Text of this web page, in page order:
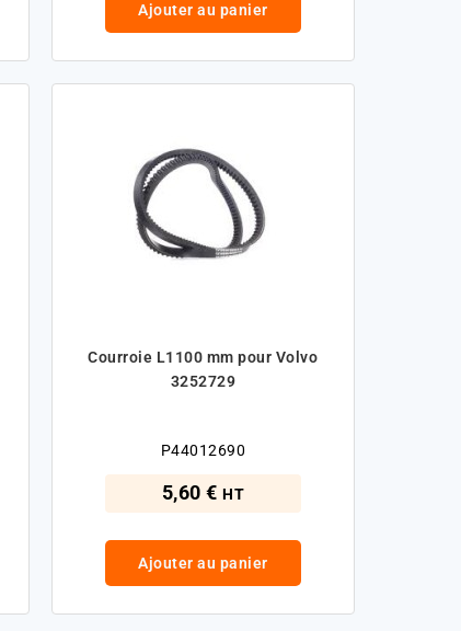
Ajouter au panier
Courroie L1100 mm pour Volvo
3252729
P44012690
5,60 € HT
Ajouter au panier